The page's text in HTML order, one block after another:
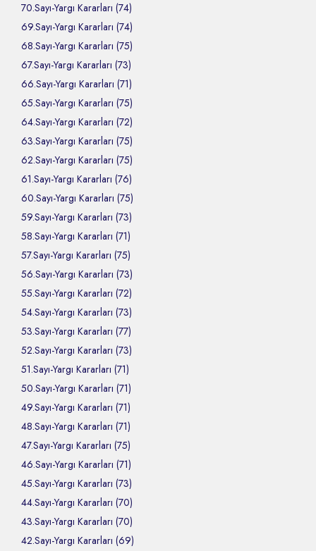
70.Sayı-Yargı Kararları (74)
69.Sayı-Yargı Kararları (74)
68.Sayı-Yargı Kararları (75)
67.Sayı-Yargı Kararları (73)
66.Sayı-Yargı Kararları (71)
65.Sayı-Yargı Kararları (75)
64.Sayı-Yargı Kararları (72)
63.Sayı-Yargı Kararları (75)
62.Sayı-Yargı Kararları (75)
61.Sayı-Yargı Kararları (76)
60.Sayı-Yargı Kararları (75)
59.Sayı-Yargı Kararları (73)
58.Sayı-Yargı Kararları (71)
57.Sayı-Yargı Kararları (75)
56.Sayı-Yargı Kararları (73)
55.Sayı-Yargı Kararları (72)
54.Sayı-Yargı Kararları (73)
53.Sayı-Yargı Kararları (77)
52.Sayı-Yargı Kararları (73)
51.Sayı-Yargı Kararları (71)
50.Sayı-Yargı Kararları (71)
49.Sayı-Yargı Kararları (71)
48.Sayı-Yargı Kararları (71)
47.Sayı-Yargı Kararları (75)
46.Sayı-Yargı Kararları (71)
45.Sayı-Yargı Kararları (73)
44.Sayı-Yargı Kararları (70)
43.Sayı-Yargı Kararları (70)
42.Sayı-Yargı Kararları (69)